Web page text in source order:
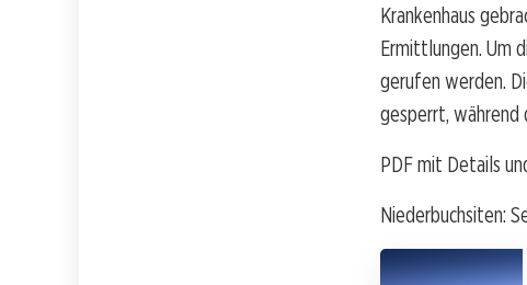
Krankenhaus
Ermittlungen. Um
gerufen werden.
gesperrt,
PDF mit Details
Niederbuchsiten: